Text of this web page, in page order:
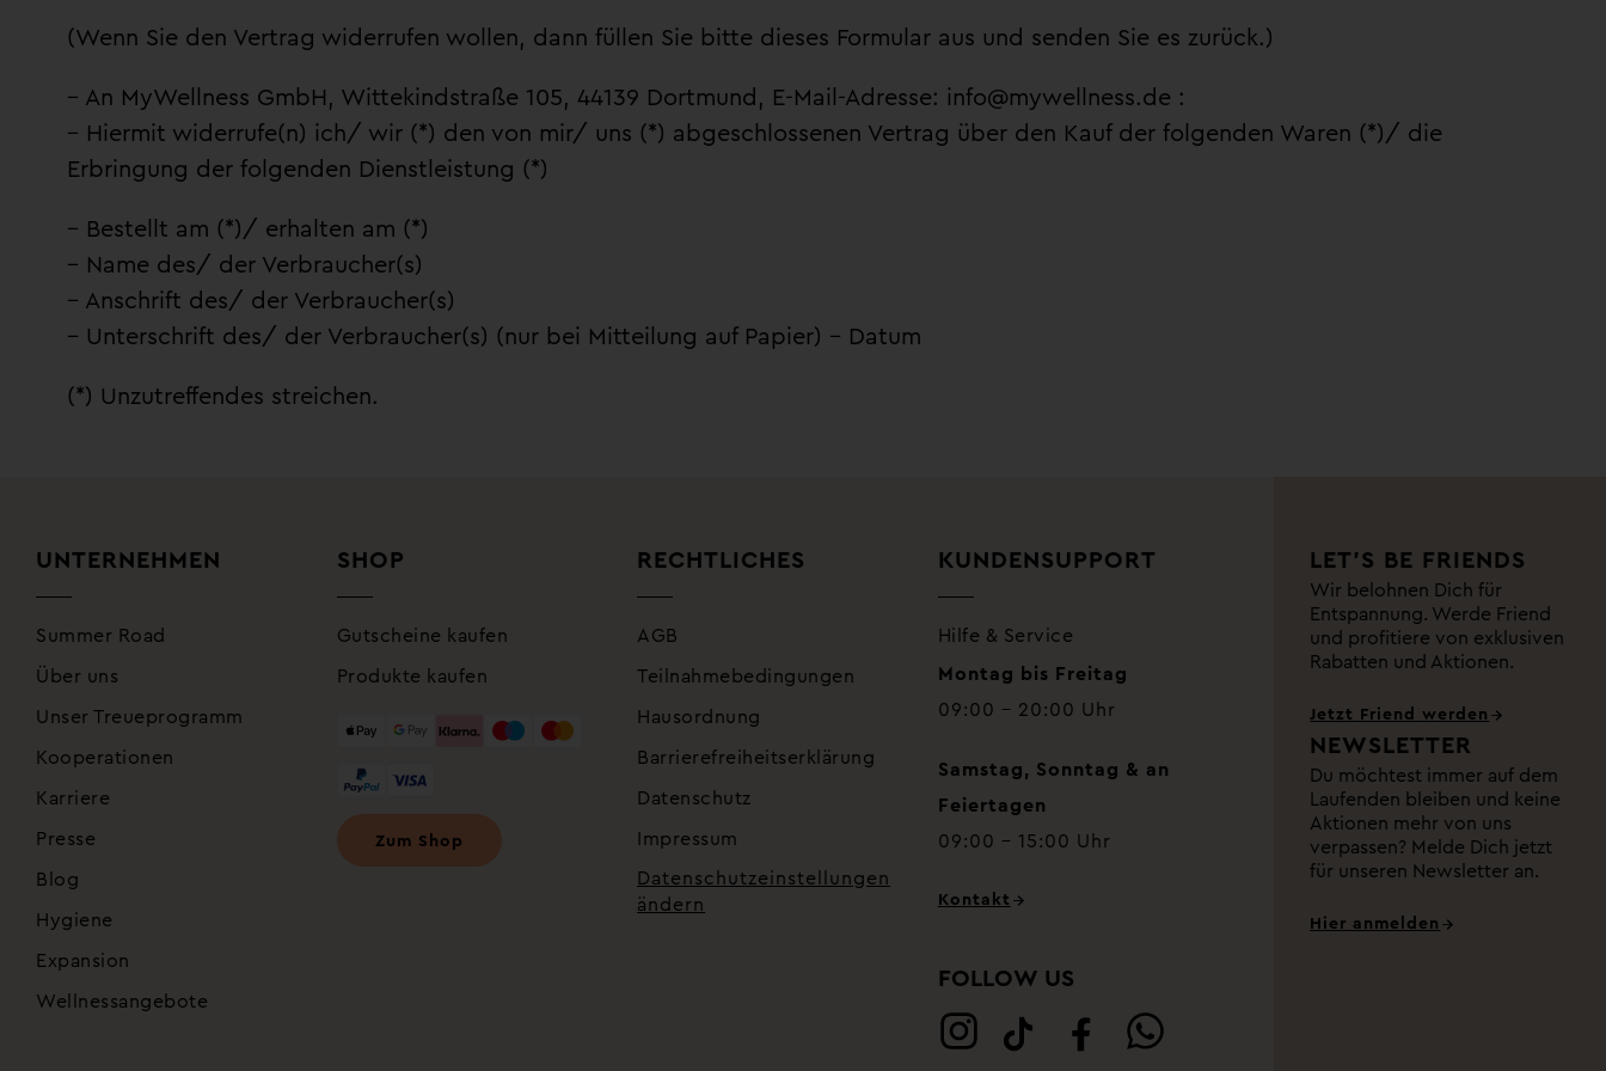
(Wenn Sie den Vertrag widerrufen wollen, dann füllen Sie bitte dieses Formular aus und senden Sie es zurück.)
– An MyWellness GmbH, Wittekindstraße 105, 44139 Dortmund, E-Mail-Adresse: info@mywellness.de :
– Hiermit widerrufe(n) ich/ wir (*) den von mir/ uns (*) abgeschlossenen Vertrag über den Kauf der folgenden Waren (*)/ die
Erbringung der folgenden Dienstleistung (*)
– Bestellt am (*)/ erhalten am (*)
– Name des/ der Verbraucher(s)
– Anschrift des/ der Verbraucher(s)
– Unterschrift des/ der Verbraucher(s) (nur bei Mitteilung auf Papier) – Datum
(*) Unzutreffendes streichen.
UNTERNEHMEN
Summer Road
Über uns
Unser Treueprogramm
Kooperationen
Karriere
Presse
Blog
Hygiene
Expansion
Wellnessangebote
SHOP
Gutscheine kaufen
Produkte kaufen
Zum Shop
RECHTLICHES
AGB
Teilnahmebedingungen
Hausordnung
Barrierefreiheitserklärung
Datenschutz
Impressum
Datenschutzeinstellungen
ändern
KUNDENSUPPORT
Hilfe & Service
Montag bis Freitag
09:00 – 20:00 Uhr
Samstag, Sonntag & an
Feiertagen
09:00 – 15:00 Uhr
Kontakt
FOLLOW US
LET’S BE FRIENDS
Wir belohnen Dich für
Entspannung. Werde Friend
und profitiere von exklusiven
Rabatten und Aktionen.
Jetzt Friend werden
NEWSLETTER
Du möchtest immer auf dem
Laufenden bleiben und keine
Aktionen mehr von uns
verpassen? Melde Dich jetzt
für unseren Newsletter an.
Hier anmelden